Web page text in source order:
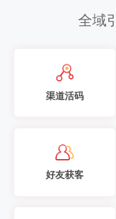
全域
渠道活码
好友获客